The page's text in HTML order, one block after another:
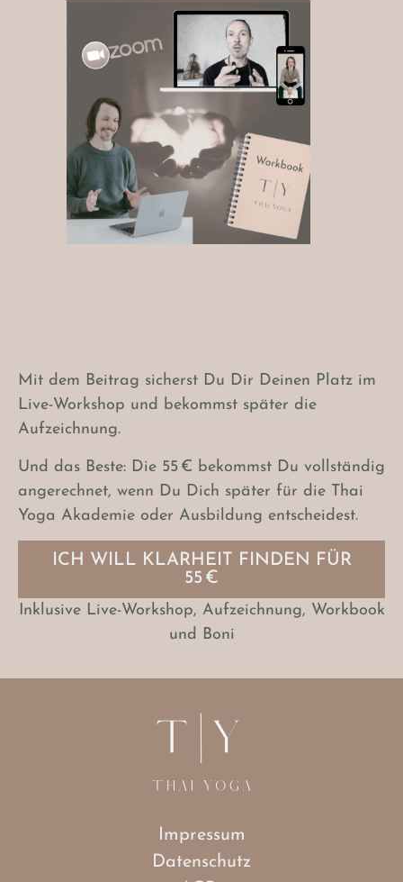
Mit dem Beitrag sicherst Du Dir Deinen Platz im
Live-Workshop und bekommst später die
Aufzeichnung.
Und das Beste: Die 55 € bekommst Du vollständig
angerechnet, wenn Du Dich später für die Thai
Yoga Akademie oder Ausbildung entscheidest.
ICH WILL KLARHEIT FINDEN FÜR
55 €
Inklusive Live-Workshop, Aufzeichnung, Workbook
und Boni
Impressum
Datenschutz